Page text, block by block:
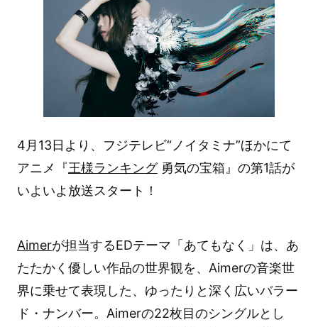
4月13日より、フジテレビ“ノイタミナ”ほかにて
アニメ『王様ランキング勇気の宝箱』の第1話が
いよいよ放送スタート！
Aimerが担当するEDテーマ「あてもなく」は、あ
たたかく優しい作品の世界観を、Aimerの音楽世
界に乗せて表現した、ゆったりと深く広いバラー
ド・ナンバー。Aimerの22枚目のシングルとし